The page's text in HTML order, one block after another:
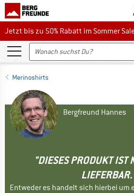
Jetzt bis zu 50% Rabatt im Sommer Sale
Jetzt bis zu 50% Rabatt im Sommer
Merinoshirts
Bergfreund Hannes
"DIESES PRODUKT IST
Entweder es handelt sich hierbei um